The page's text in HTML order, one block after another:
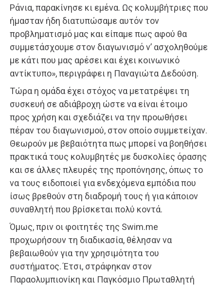
Ράνια, παρακίνησε κι εμένα. Ως κολυμβήτριες που
ήμασταν ήδη διατυπώσαμε αυτόν τον
προβληματισμό μας και είπαμε πως αφού θα
συμμετάσχουμε στον διαγωνισμό ν’ ασχοληθούμε
με κάτι που μας αρέσει και έχει κοινωνικό
αντίκτυπο», περιγράφει η Παναγιώτα Δεδούση.
Τώρα η ομάδα έχει στόχος να μετατρέψει τη
συσκευή σε αδιάβροχη ώστε να είναι έτοιμο
προς χρήση και σχεδιάζει να την προωθήσει
πέραν του διαγωνισμού, στον οποίο συμμετείχαν.
Θεωρούν με βεβαιότητα πως μπορεί να βοηθήσει
πρακτικά τους κολυμβητές με δυσκολίες όρασης
και σε άλλες πλευρές της προπόνησης, όπως το
να τους ειδοποιεί για ενδεχόμενα εμπόδια που
ίσως βρεθούν στη διαδρομή τους ή για κάποιον
συναθλητή που βρίσκεται πολύ κοντά.
Όμως, πριν οι φοιτητές της Swim.me
προχωρήσουν τη διαδικασία, θέλησαν να
βεβαιωθούν για την χρησιμότητα του
συστήματος. Έτσι, στράφηκαν στον
Παραολυμπιονίκη και Παγκόσμιο Πρωταθλητή